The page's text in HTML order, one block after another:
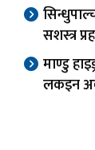
सशस्त्र
माण्डु
लकइन